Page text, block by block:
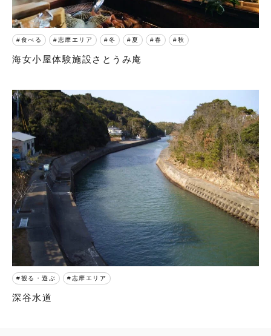
食べる 志摩エリア 冬 夏 春 秋
海女小屋体験施設さとうみ庵
観る・遊ぶ 志摩エリア
深谷水道